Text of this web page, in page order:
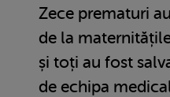
Zece prematuri
de la
și toți au fost
de echipa